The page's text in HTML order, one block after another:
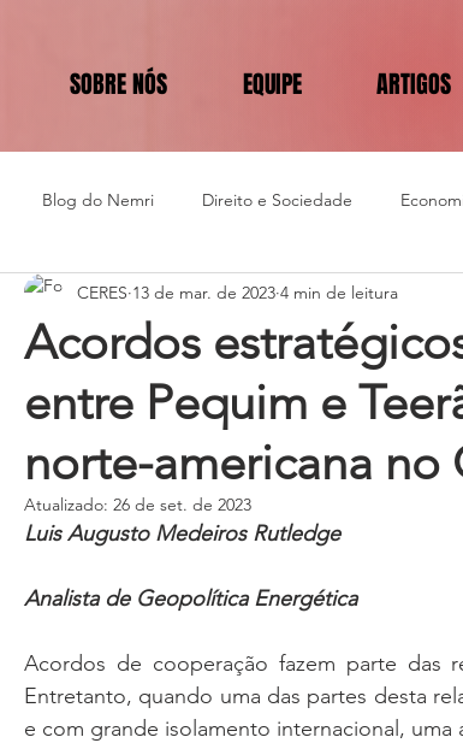
SOBRE NÓS EQUIPE ARTIGOS
Blog do Nemri Direito e Sociedade
e Diplomacia
Acordos
entre Pequim e
norte-americana no
CERES 13 de mar. de 2023 4 min de leitura
Atualizado: 26 de set. de 2023
Luis Augusto
Analista de Geopolítica Energética
Acordos de cooperação fazem parte das
Entretanto, quando uma das partes desta
e com grande isolamento internacional, uma